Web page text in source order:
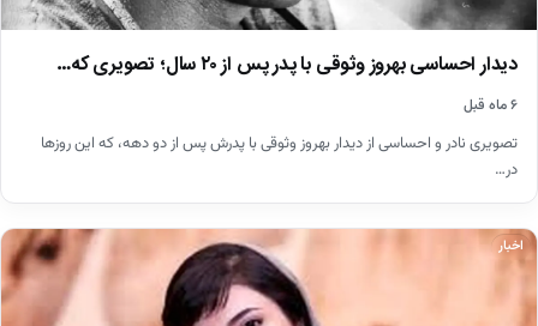
دیدار احساسی بهروز وثوقی با پدر پس از ۲۰ سال؛ تصویری که…
۶ ماه قبل
تصویری نادر و احساسی از دیدار بهروز وثوقی با پدرش پس از دو دهه، که این روزها
در…
اخبار